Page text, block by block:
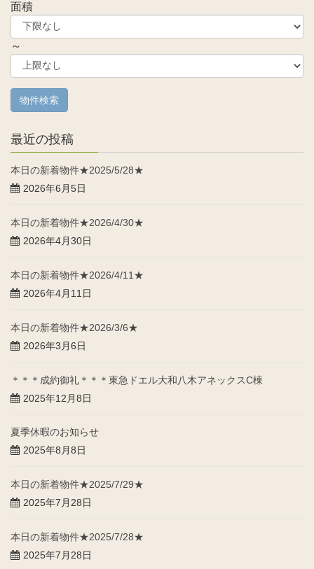
面積
～
最近の投稿
本日の新着物件★2025/5/28★
2026年6月5日
本日の新着物件★2026/4/30★
2026年4月30日
本日の新着物件★2026/4/11★
2026年4月11日
本日の新着物件★2026/3/6★
2026年3月6日
＊＊＊成約御礼＊＊＊東急ドエル大和八木アネックスC棟
2025年12月8日
夏季休暇のお知らせ
2025年8月8日
本日の新着物件★2025/7/29★
2025年7月28日
本日の新着物件★2025/7/28★
2025年7月28日